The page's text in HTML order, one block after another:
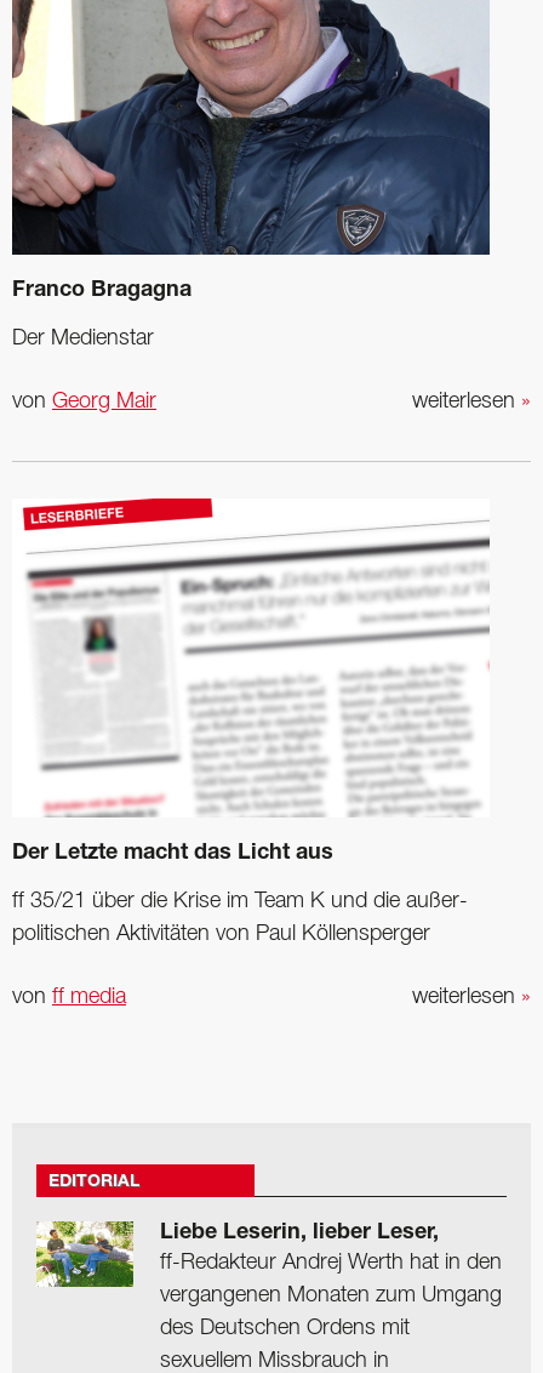
Franco Bragagna
Der Medienstar
weiterlesen »
von Georg Mair
Der Letzte macht das Licht aus
ff 35/21 über die Krise im Team K und die außer­
politischen Aktivitäten von Paul Köllensperger
weiterlesen »
von ff media
EDITORIAL
Liebe Leserin, lieber Leser,
ff-Redakteur Andrej Werth hat in den
vergangenen Monaten zum Umgang
des Deutschen Ordens mit
sexuellem Missbrauch in